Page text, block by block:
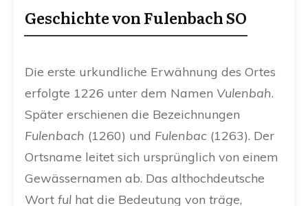
Geschichte von Fulenbach SO
Die erste urkundliche Erwähnung des Ortes
erfolgte 1226 unter dem Namen Vulenbah.
Später erschienen die Bezeichnungen
Fulenbach (1260) und Fulenbac (1263). Der
Ortsname leitet sich ursprünglich von einem
Gewässernamen ab. Das althochdeutsche
Wort ful hat die Bedeutung von träge,